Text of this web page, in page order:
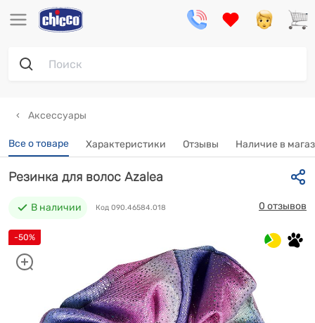
Аксессуары
Все о товаре Характеристики Отзывы Наличие в
-50%
Резинка для волос Azalea
В наличии Код 090.46584.018 0 отзывов